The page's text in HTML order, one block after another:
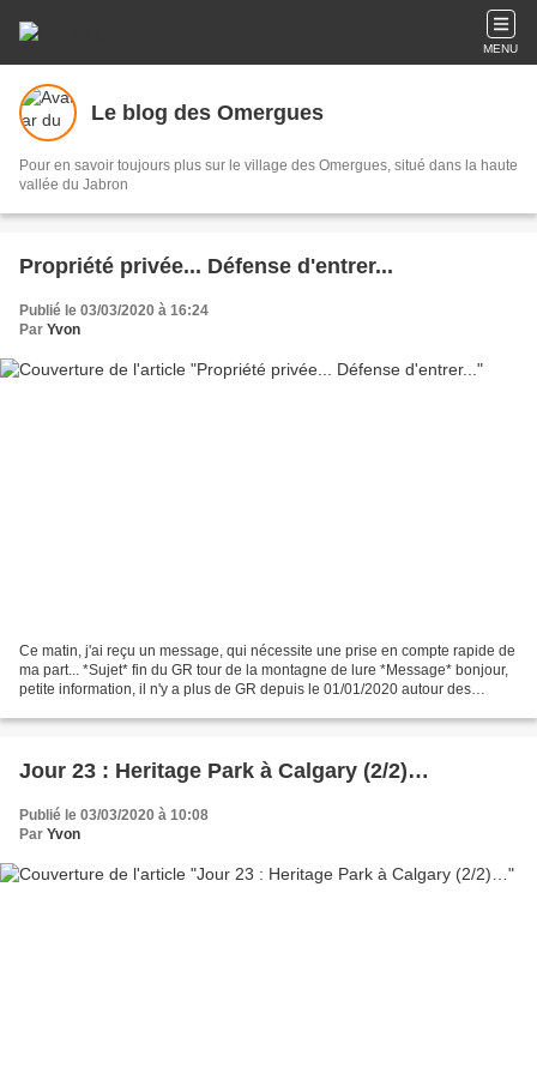
MENU
Le blog des Omergues
Pour en savoir toujours plus sur le village des Omergues, situé dans la haute
vallée du Jabron
Propriété privée... Défense d'entrer...
Publié le 03/03/2020 à 16:24
Par Yvon
Ce matin, j'ai reçu un message, qui nécessite une prise en compte rapide de
ma part... *Sujet* fin du GR tour de la montagne de lure *Message* bonjour,
petite information, il n'y a plus de GR depuis le 01/01/2020 autour des
Jour 23 : Heritage Park à Calgary (2/2)…
Publié le 03/03/2020 à 10:08
Par Yvon